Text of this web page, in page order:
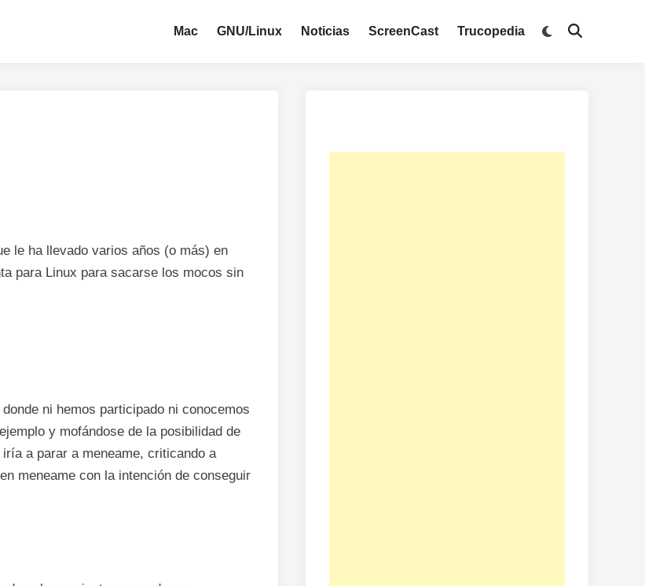
Mac GNU/Linux Noticias ScreenCast Trucopedia
le ha llevado varios años (o más) en
para Linux para sacarse los mocos sin
donde ni hemos participado ni conocemos
y mofándose de la posibilidad de
a parar a meneame, criticando a
meneame con la intención de conseguir